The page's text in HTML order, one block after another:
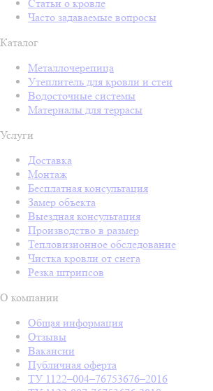
Статьи о кровле
Часто задаваемые вопросы
Каталог
Металлочерепица
Утеплитель для кровли и стен
Водосточные системы
Материалы для террасы
Услуги
Доставка
Монтаж
Бесплатная консультация
Замер объекта
Выездная консультация
Производство в размер
Тепловизионное обследование
Чистка кровли от снега
Резка штрипсов
О компании
Общая информация
Отзывы
Вакансии
Публичная оферта
ТУ 1122–004–76753676–2016